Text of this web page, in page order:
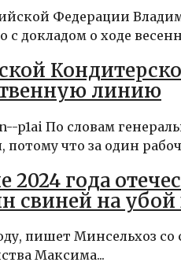
Федерации
с докладом о ходе
линию
p1ai По словам
потому что за один
2024 года
свиней на
пишет Минсельхоз
Максима...